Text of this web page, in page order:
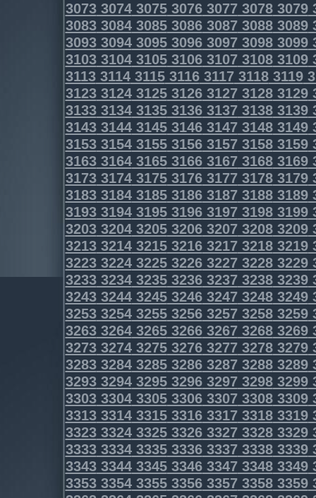
3073307430753076307730783079
3083308430853086308730883089
3093309430953096309730983099
3103310431053106310731083109
3113311431153116311731183119
3123312431253126312731283129
3133313431353136313731383139
3143314431453146314731483149
3153315431553156315731583159
3163316431653166316731683169
3173317431753176317731783179
3183318431853186318731883189
3193319431953196319731983199
3203320432053206320732083209
3213321432153216321732183219
3223322432253226322732283229
3233323432353236323732383239
3243324432453246324732483249
3253325432553256325732583259
3263326432653266326732683269
3273327432753276327732783279
3283328432853286328732883289
3293329432953296329732983299
3303330433053306330733083309
3313331433153316331733183319
3323332433253326332733283329
3333333433353336333733383339
3343334433453346334733483349
3353335433553356335733583359